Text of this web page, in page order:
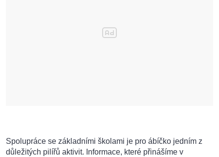
Spolupráce se základními školami je pro ábíčko jedním z
důležitých pilířů aktivit. Informace, které přinášíme v